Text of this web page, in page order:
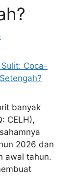
banyak
CELH),
2026 dan
awal tahun.